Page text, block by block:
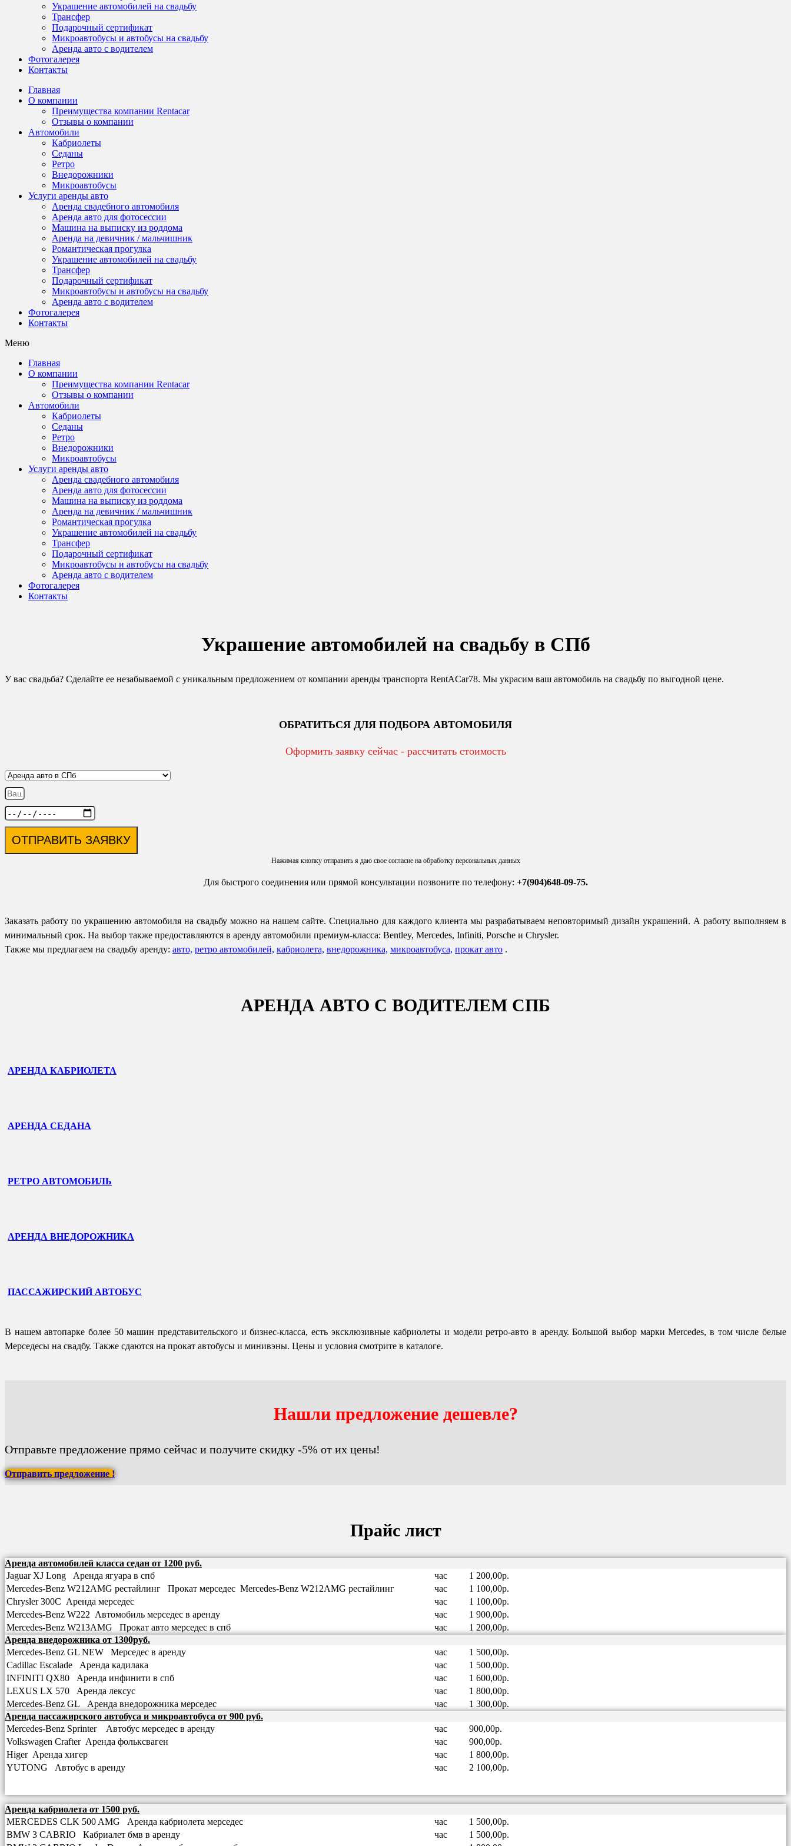
Украшение автомобилей на свадьбу
Трансфер
Подарочный сертификат
Микроавтобусы и автобусы на свадьбу
Аренда авто с водителем
Фотогалерея
Контакты
Главная
О компании
Преимущества компании Rentacar
Отзывы о компании
Автомобили
Кабриолеты
Седаны
Ретро
Внедорожники
Микроавтобусы
Услуги аренды авто
Аренда свадебного автомобиля
Аренда авто для фотосессии
Машина на выписку из роддома
Аренда на девичник / мальчишник
Романтическая прогулка
Украшение автомобилей на свадьбу
Трансфер
Подарочный сертификат
Микроавтобусы и автобусы на свадьбу
Аренда авто с водителем
Фотогалерея
Контакты
Меню
Главная
О компании
Преимущества компании Rentacar
Отзывы о компании
Автомобили
Кабриолеты
Седаны
Ретро
Внедорожники
Микроавтобусы
Услуги аренды авто
Аренда свадебного автомобиля
Аренда авто для фотосессии
Машина на выписку из роддома
Аренда на девичник / мальчишник
Романтическая прогулка
Украшение автомобилей на свадьбу
Трансфер
Подарочный сертификат
Микроавтобусы и автобусы на свадьбу
Аренда авто с водителем
Фотогалерея
Контакты
Украшение автомобилей на свадьбу в СПб
У вас свадьба? Сделайте ее незабываемой с уникальным предложением от компании аренды транспорта RentACar78. Мы украсим ваш автомобиль на свадьбу по выгодной цене.
ОБРАТИТЬСЯ ДЛЯ ПОДБОРА АВТОМОБИЛЯ
Оформить заявку сейчас - рассчитать стоимость
ОТПРАВИТЬ ЗАЯВКУ
Нажимая кнопку отправить я даю свое согласие на обработку персональных данных
Для быстрого соединения или прямой консультации позвоните по телефону: +7(904)648-09-75.
Заказать работу по украшению автомобиля на свадьбу можно на нашем сайте. Специально для каждого клиента мы разрабатываем неповторимый дизайн украшений. А работу выполняем в
минимальный срок. На выбор также предоставляются в аренду автомобили премиум-класса: Bentley, Mercedes, Infiniti, Porsche и Chrysler.​
Также мы предлагаем на свадьбу аренду: авто, ретро автомобилей, кабриолета, внедорожника, микроавтобуса, прокат авто .
АРЕНДА АВТО С ВОДИТЕЛЕМ СПБ
АРЕНДА КАБРИОЛЕТА
АРЕНДА СЕДАНА
РЕТРО АВТОМОБИЛЬ
АРЕНДА ВНЕДОРОЖНИКА
ПАССАЖИРСКИЙ АВТОБУС
В нашем автопарке более 50 машин представительского и бизнес-класса, есть эксклюзивные кабриолеты и модели ретро-авто в аренду. Большой выбор марки Mercedes, в том числе белые
Мерседесы на свадбу. Также сдаются на прокат автобусы и минивэны. Цены и условия смотрите в каталоге.
Нашли предложение дешевле?
Отправьте предложение прямо сейчас и получите скидку -5% от их цены!
Отправить предложение !
Прайс лист
Аренда автомобилей класса седан от 1200 руб.
Jaguar XJ Long Аренда ягуара в спб
час
1 200,00р.
Mercedes-Benz W212AMG рестайлинг Прокат мерседес Mercedes-Benz W212AMG рестайлинг
час
1 100,00р.
Chrysler 300С Аренда мерседес
час
1 100,00р.
Mercedes-Benz W222 Автомобиль мерседес в аренду
час
1 900,00р.
Mercedes-Benz W213AMG Прокат авто мерседес в спб
час
1 200,00р.
Аренда внедорожника от 1300руб.
Mercedes-Benz GL NEW Мерседес в аренду
час
1 500,00р.
Cadillac Escalade Аренда кадилака
час
1 500,00р.
INFINITI QX80 Аренда инфинити в спб
час
1 600,00р.
LEXUS LX 570 Аренда лексус
час
1 800,00р.
Mercedes-Benz GL Аренда внедорожника мерседес
час
1 300,00р.
Аренда пассажирского автобуса и микроавтобуса от 900 руб.
Mercedes-Benz Sprinter Автобус мерседес в аренду
час
900,00р.
Volkswagen Crafter Аренда фольксваген
час
900,00р.
Higer Аренда хигер
час
1 800,00р.
YUTONG Автобус в аренду
час 2 100,00р.
Аренда кабриолета от 1500 руб.
MERCEDES CLK 500 AMG Аренда кабриолета мерседес
час
1 500,00р.
BMW 3 CABRIO Кабриалет бмв в аренду
час
1 500,00р.